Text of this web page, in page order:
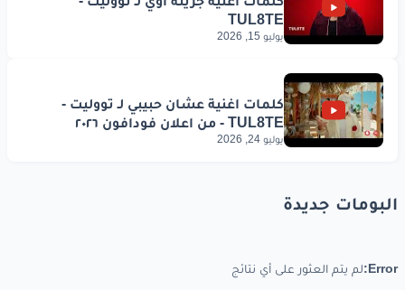
يوليو 15, 2026
يوليو 24, 2026
البومات جديدة
Error: لم يتم العثور على أي نتائج